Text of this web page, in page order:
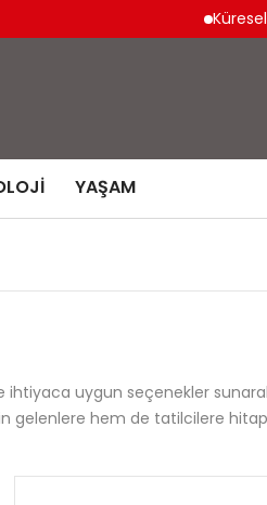
Küresel
YAŞAM
ihtiyaca uygun seçenekler
gelenlere hem de tatilcilere